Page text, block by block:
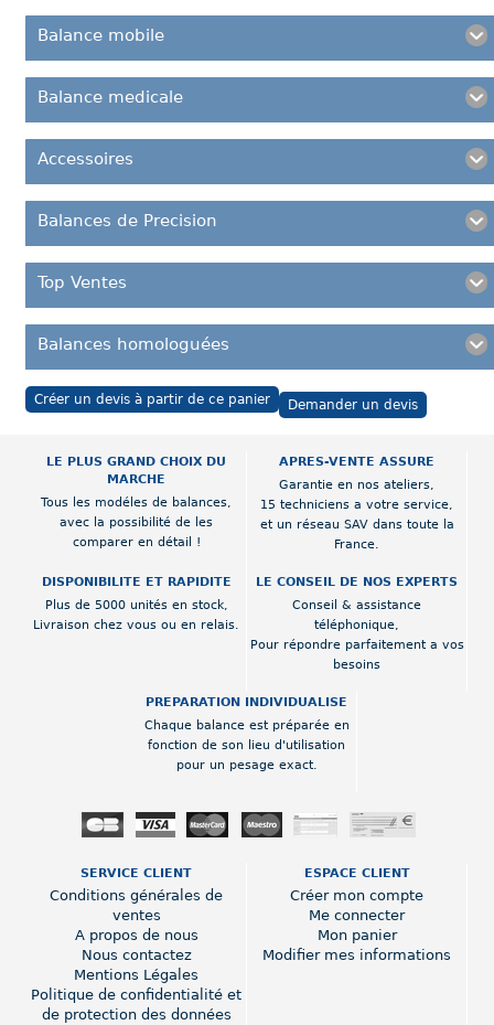
Balance mobile
Balance medicale
Accessoires
Balances de Precision
Top Ventes
Balances homologuées
Créer un devis à partir de ce panier Demander un devis
LE PLUS GRAND CHOIX DU
MARCHE
Tous les modéles de balances,
avec la possibilité de les
comparer en détail !
APRES-VENTE ASSURE
Garantie en nos ateliers,
15 techniciens a votre service,
et un réseau SAV dans toute la
France.
DISPONIBILITE ET RAPIDITE
Plus de 5000 unités en stock,
Livraison chez vous ou en relais.
LE CONSEIL DE NOS EXPERTS
Conseil & assistance
téléphonique,
Pour répondre parfaitement a vos
besoins
PREPARATION INDIVIDUALISE
Chaque balance est préparée en
fonction de son lieu d'utilisation
pour un pesage exact.
SERVICE CLIENT
Conditions générales de
ventes
A propos de nous
Nous contactez
Mentions Légales
Politique de confidentialité et
de protection des données
ESPACE CLIENT
Créer mon compte
Me connecter
Mon panier
Modifier mes informations